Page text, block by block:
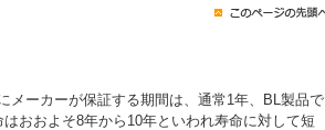
メーカーが保証する期間は、通常1年、BL製品で
おおよそ8年から10年といわれ寿命に対して短